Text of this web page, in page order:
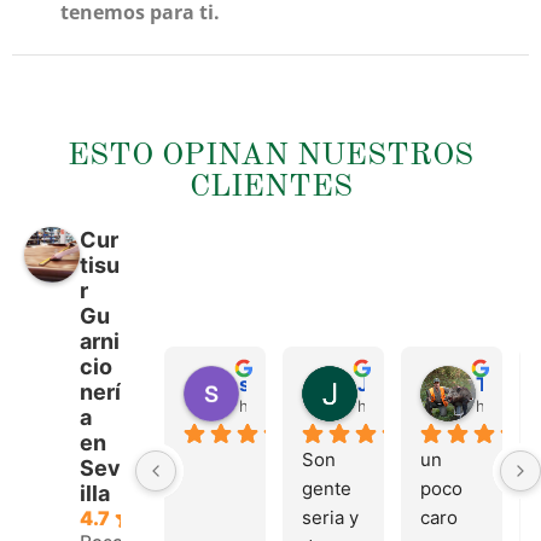
tenemos para ti.
ESTO OPINAN NUESTROS
CLIENTES
Cur
tisu
r
Gu
arni
cio
nerí
a
en
Sev
illa
4.7
hace 4 meses hace 4 meses
Son
gente
seria y
hace 4
un
poco
caro